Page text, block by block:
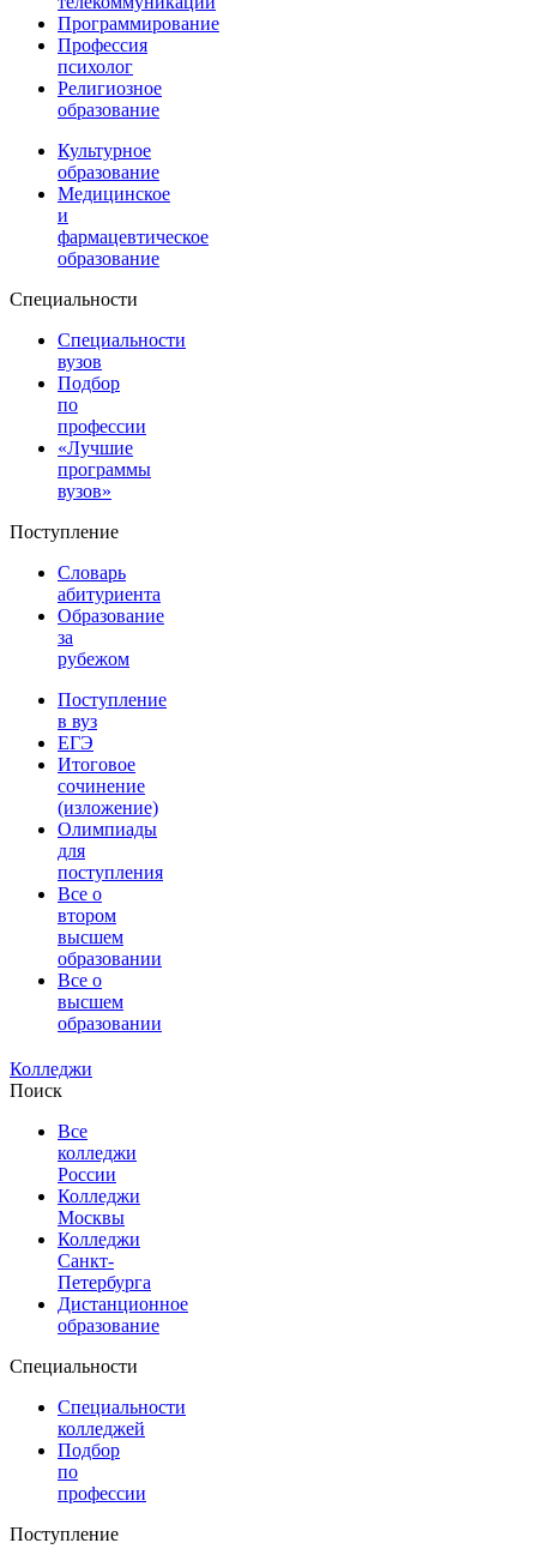
Программирование
Профессия
психолог
Религиозное
образование
Культурное
образование
Медицинское
и
фармацевтическое
образование
Специальности
Специальности
вузов
Подбор
по
профессии
«Лучшие
программы
вузов»
Поступление
Словарь
абитуриента
Образование
за
рубежом
Поступление
в вуз
ЕГЭ
Итоговое
сочинение
(изложение)
Олимпиады
для
поступления
Все о
втором
высшем
образовании
Все о
высшем
образовании
Колледжи
Поиск
Все
колледжи
России
Колледжи
Москвы
Колледжи
Санкт-
Петербурга
Дистанционное
образование
Специальности
Специальности
колледжей
Подбор
по
профессии
Поступление